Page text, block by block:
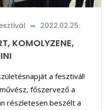
2022.02.25.
KOMOLYZENE,
a fesztivál!
főszervező a
részletesen beszélt a